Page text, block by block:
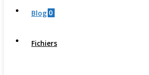
Blog 0
Fichiers